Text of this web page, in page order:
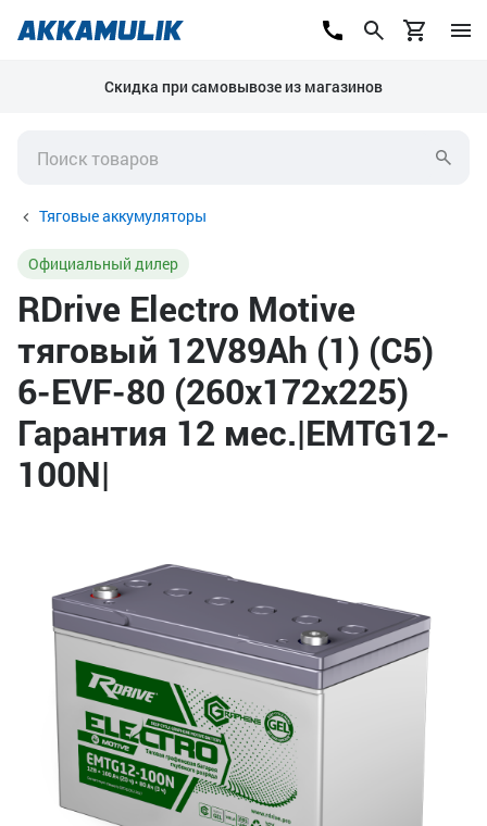
Скидка при самовывозе из магазинов
Тяговые аккумуляторы
Официальный дилер
RDrive Electro Motive
тяговый 12V89Ah (1) (C5)
6-EVF-80 (260x172x225)
Гарантия 12 мес.|EMTG12-
100N|